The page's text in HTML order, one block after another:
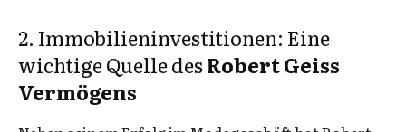
2. Immobilieninvestitionen: Eine
wichtige Quelle desRobert Geiss
Vermögens